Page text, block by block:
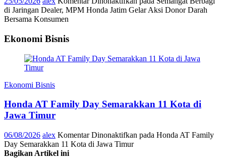
di Jaringan Dealer, MPM Honda Jatim Gelar Aksi Donor Darah
Bersama Konsumen
Ekonomi Bisnis
Ekonomi Bisnis
Honda AT Family Day Semarakkan 11 Kota di
Jawa Timur
06/08/2026 alex Komentar Dinonaktifkan pada Honda AT Family
Day Semarakkan 11 Kota di Jawa Timur
Bagikan Artikel ini